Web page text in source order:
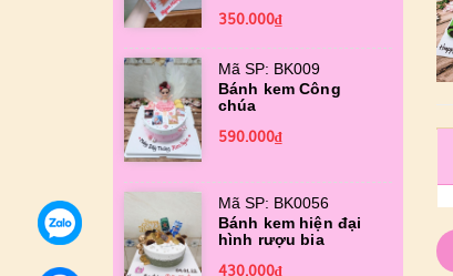
350.000₫
Mã SP: BK009
Bánh kem Công
chúa
590.000₫
Mã SP: BK0056
Bánh kem hiện đại
hình rượu bia
430.000₫